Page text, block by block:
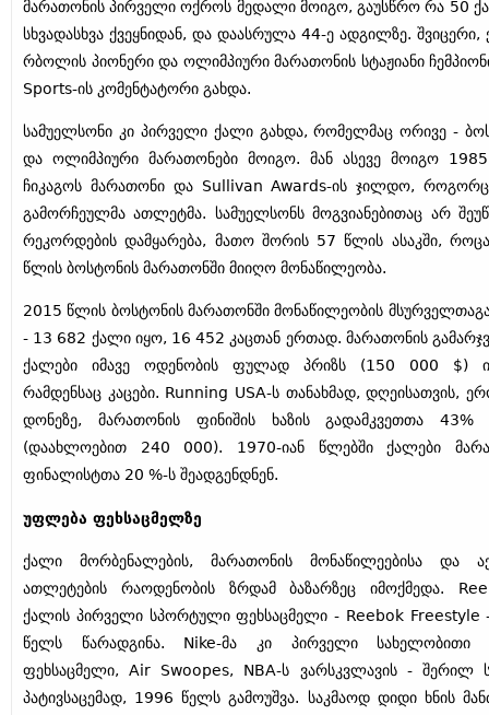
მარათონის პირველი ოქროს მედალი მოიგო, გაუსწრო რა 50
სხვადასხვა ქვეყნიდან, და დაასრულა 44-ე ადგილზე.
რბოლის პიონერი და ოლიმპიური მარათონის სტაჟიანი
Sports-ის კომენტატორი გახდა.
სამუელსონი კი პირველი ქალი გახდა, რომელმაც ორივე -
და ოლიმპიური მარათონები მოიგო. მან ასევე მოიგო
ჩიკაგოს მარათონი და Sullivan Awards-ის ჯილდო,
გამორჩეულმა ათლეტმა. სამუელსონს მოგვიანებითაც არ
რეკორდების დამყარება, მათო შორის 57 წლის ასაკში,
წლის ბოსტონის მარათონში მიიღო მონაწილეობა.
2015 წლის ბოსტონის მარათონში მონაწილეობის
- 13 682 ქალი იყო, 16 452 კაცთან ერთად. მარათონის
ქალები იმავე ოდენობის ფულად პრიზს (150 000 $)
რამდენსაც კაცები. Running USA-ს თანახმად, დღეისათვის,
დონეზე, მარათონის ფინიშის ხაზის გადამკვეთთა 43%
(დაახლოებით 240 000). 1970-იან წლებში ქალები
ფინალისტთა 20 %-ს შეადგენდნენ.
უფლება ფეხსაცმელზე
ქალი მორბენალების, მარათონის მონაწილეებისა და
ათლეტების რაოდენობის ზრდამ ბაზარზეც იმოქმედა.
ქალის პირველი სპორტული ფეხსაცმელი - Reebok Freestyle
წელს წარადგინა. Nike-მა კი პირველი სახელობითი
ფეხსაცმელი, Air Swoopes, NBA-ს ვარსკვლავის - შერილ
პატივსაცემად, 1996 წელს გამოუშვა. საკმაოდ დიდი ხნის